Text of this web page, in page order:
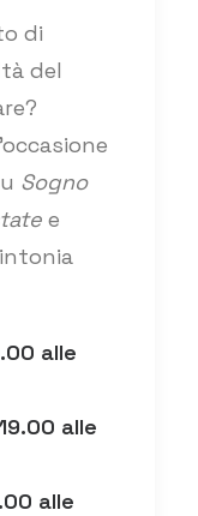
di
del
Sogno
e
alle
alle
alle